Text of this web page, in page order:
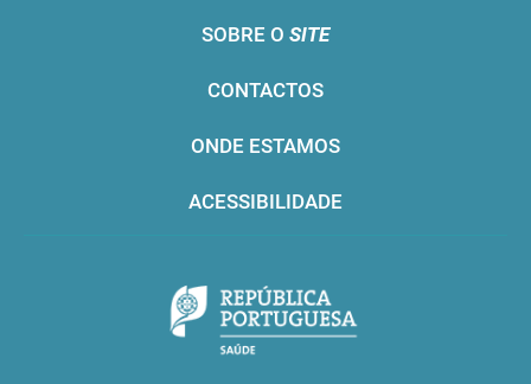
SOBRE O SITE
CONTACTOS
ONDE ESTAMOS
ACESSIBILIDADE